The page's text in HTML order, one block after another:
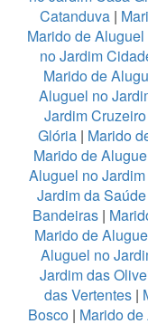
Catanduva|
Marido de
no Jardim
Marido de
Aluguel no
Jardim Cruzeiro
Glória| Marido
Marido de
Aluguel no
Jardim da Saúde
Bandeiras |
Marido de
Aluguel no
Jardim das
das Vertentes|
Bosco | Marido